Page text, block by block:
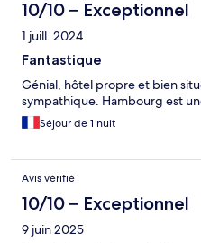
10/10 – Exceptionnel
1 juill. 2024
Fantastique
Génial, hôtel propre et bien
sympathique. Hambourg est
Séjour de 1 nuit
Avis vérifié
10/10 – Exceptionnel
9 juin 2025